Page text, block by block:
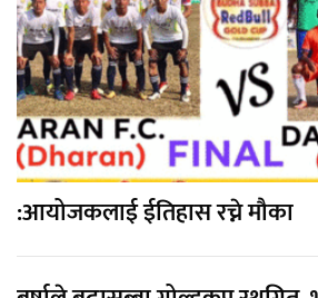
:आयोजकलाई ईतिहास रच्ने मौका